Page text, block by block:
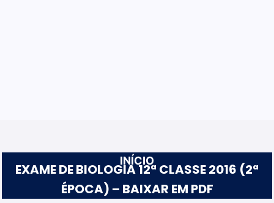
INÍCIO
EXAME DE BIOLOGIA 12ª CLASSE 2016 (2ª
ÉPOCA) – BAIXAR EM PDF